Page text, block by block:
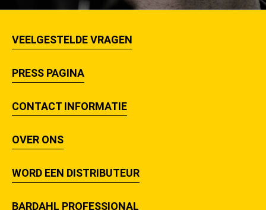
VEELGESTELDE VRAGEN
PRESS PAGINA
CONTACT INFORMATIE
OVER ONS
WORD EEN DISTRIBUTEUR
BARDAHL PROFESSIONAL